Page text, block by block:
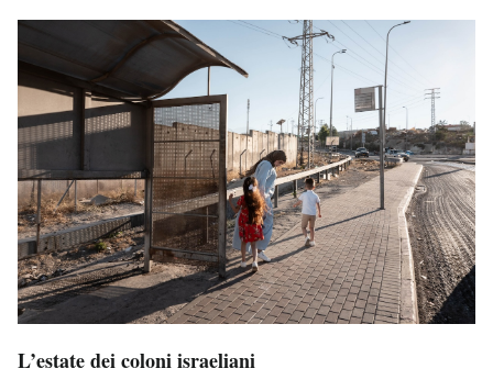
L’estate dei coloni israeliani